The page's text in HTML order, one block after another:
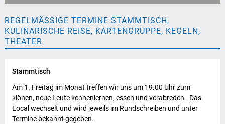
REGELMÄSSIGE TERMINE STAMMTISCH, K
ULINARISCHE REISE, KARTENGRUPPE, KEGELN, T
HEATER
Stammtisch
Am 1. Freitag im Monat treffen wir uns um 19.00 Uhr zum
klönen, neue Leute kennenlernen, essen und verabreden. Das
Local wechselt und wird jeweils im Rundschreiben und unter
Termine bekannt gegeben.